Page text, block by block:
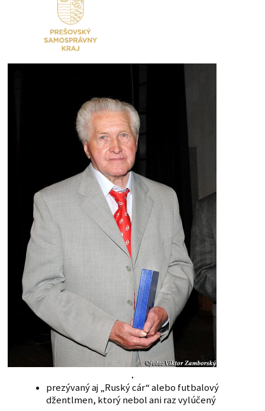
.
prezývaný aj „Ruský cár“ alebo futbalový
džentlmen, ktorý nebol ani raz vylúčený